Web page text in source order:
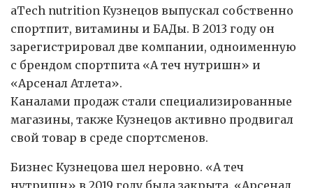
аTech nutrition Кузнецов выпус­кал собственно
спортпит, витамины и БАДы. В 2013 году он
зарегистрировал две компании, одноименную
с брендом спортпита «А теч нутришн» и
«Арсенал Атлета».
Каналами продаж стали специализированные
магазины, также Кузнецов активно продвигал
свой товар в среде спортсменов.
Бизнес Кузнецова шел неровно. «А теч
нутришн» в 2019 году была закрыта. «Арсенал